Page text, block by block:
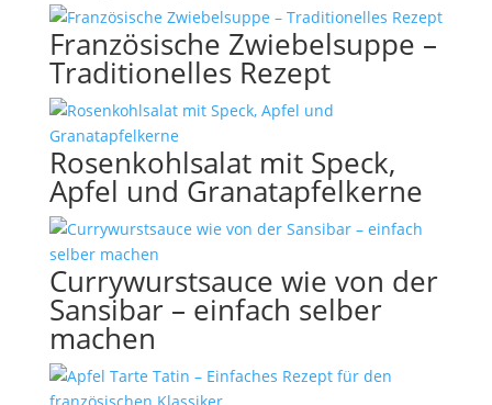
Französische Zwiebelsuppe –
Traditionelles Rezept
Rosenkohlsalat mit Speck,
Apfel und Granatapfelkerne
Currywurstsauce wie von der
Sansibar – einfach selber
machen